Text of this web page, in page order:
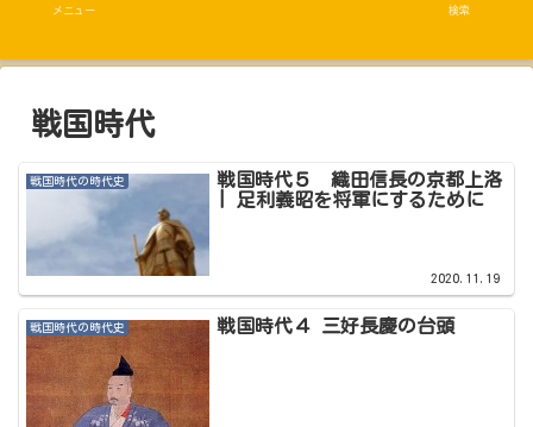
戦国時代
戦国時代の時代史
戦国時代５ 織田信長の京都上洛
| 足利義昭を将軍にするために
2020.11.19
戦国時代の時代史 戦国時代４ 三好長慶の台頭
メニュー 検索